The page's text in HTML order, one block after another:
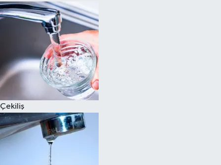
Çekiliş